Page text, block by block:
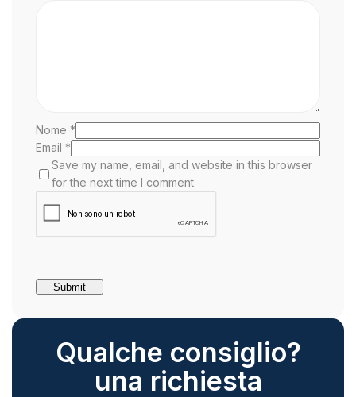
Nome *
Email *
Save my name, email, and website in this browser
for the next time I comment.
Qualche consiglio?
una richiesta